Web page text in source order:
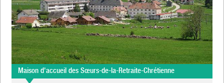
Maison d'accueil des Sœurs-de-la-Retraite-Chrétienne